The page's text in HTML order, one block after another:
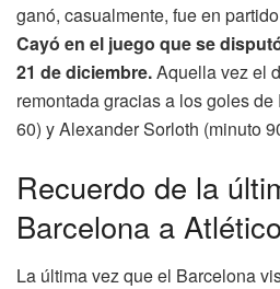
ganó, casualmente, fue en
Cayó en el juego que se
21 de diciembre.Aquella vez el
remontada gracias a los goles
60) y Alexander Sorloth (minuto
Recuerdo de la
Barcelona a
La última vez que el Barcelona